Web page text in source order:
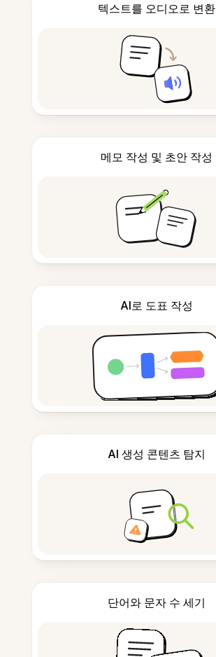
텍스트를 오디오로 변환
메모 작성 및 초안 작성
AI로 도표 작성
AI 생성 콘텐츠 탐지
단어와 문자 수 세기